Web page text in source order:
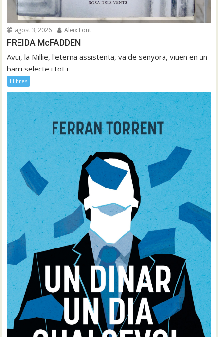
agost 3, 2026 Aleix Font
FREIDA McFADDEN
Avui, la Millie, l'eterna assistenta, va de senyora, viuen en un
barri selecte i tot i...
Llibres